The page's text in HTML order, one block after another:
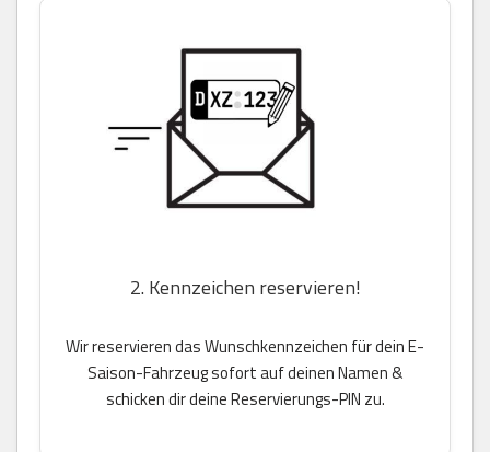
2. Kennzeichen reservieren!
Wir reservieren das Wunschkennzeichen für dein E-
Saison-Fahrzeug sofort auf deinen Namen &
schicken dir deine Reservierungs-PIN zu.